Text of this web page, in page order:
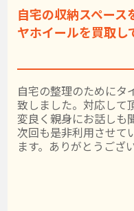
自宅の収納スペース
ヤホイールを買取し
自宅の整理のためにタ
致しました。対応して
変良く親身にお話しも
次回も是非利用させて
ます。ありがとうござ